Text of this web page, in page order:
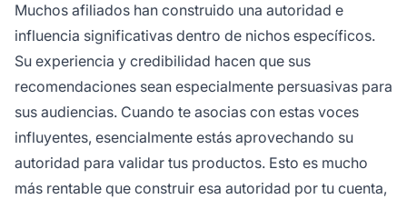
Muchos afiliados han construido una autoridad e
influencia significativas dentro de nichos específicos.
Su experiencia y credibilidad hacen que sus
recomendaciones sean especialmente persuasivas para
sus audiencias. Cuando te asocias con estas voces
influyentes, esencialmente estás aprovechando su
autoridad para validar tus productos. Esto es mucho
más rentable que construir esa autoridad por tu cuenta,